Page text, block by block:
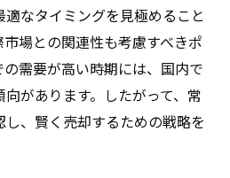
めの機械メンテナンスの秘
ナンスの重要性
存状態を最適化
ミングを見極める
る調整の必要性
なタイミングを見極めること
場との関連性も考慮すべきポ
需要が高い時期には、国内で
があります。したがって、常
、賢く売却するための戦略を